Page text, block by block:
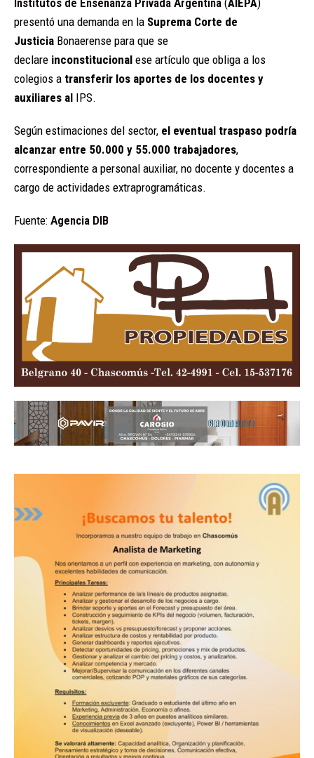
Institutos de Enseñanza Privada Argentina (AIEPA)
presentó una demanda en la Suprema Corte de
Justicia Bonaerense para que se
declare inconstitucional ese artículo que obliga a los
colegios a transferir los aportes de los docentes y
auxiliares al IPS.
Según estimaciones del sector, el eventual traspaso podría
alcanzar entre 50.000 y 55.000 trabajadores,
correspondiente a personal auxiliar, no docente y docentes a
cargo de actividades extraprogramáticas.
Fuente: Agencia DIB